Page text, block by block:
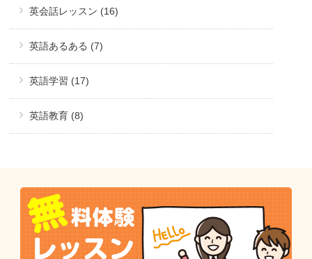
英会話レッスン (16)
英語あるある (7)
英語学習 (17)
英語教育 (8)